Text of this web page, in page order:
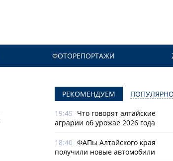
ФОТОРЕПОРТАЖИ
РЕКОМЕНДУЕМ
19:45 Что говорят алтайские
аграрии об урожае 2026 года
18:40 ФАПы Алтайского края
получили новые автомобили